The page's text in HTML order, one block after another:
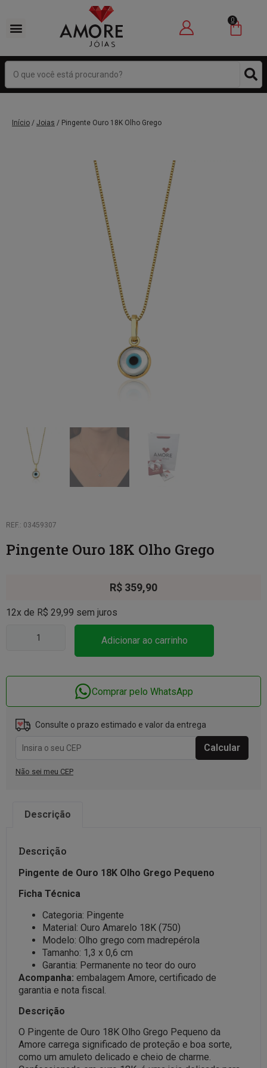
0
Início / Joias / Pingente Ouro 18K Olho Grego
REF.: 03459307
Pingente Ouro 18K Olho Grego
R$ 359,90
12x de R$ 29,99 sem juros
Adicionar ao carrinho
Comprar pelo WhatsApp
Consulte o prazo estimado e valor da entrega
Não sei meu CEP
Descrição
Descrição
Pingente de Ouro 18K Olho Grego Pequeno
Ficha Técnica
Categoria: Pingente
Material: Ouro Amarelo 18K (750)
Modelo: Olho grego com madrepérola
Tamanho: 1,3 x 0,6 cm
Garantia: Permanente no teor do ouro
Acompanha: embalagem Amore, certificado de
garantia e nota fiscal.
Descrição
O Pingente de Ouro 18K Olho Grego Pequeno da
Amore carrega significado de proteção e boa sorte,
como um amuleto delicado e cheio de charme.